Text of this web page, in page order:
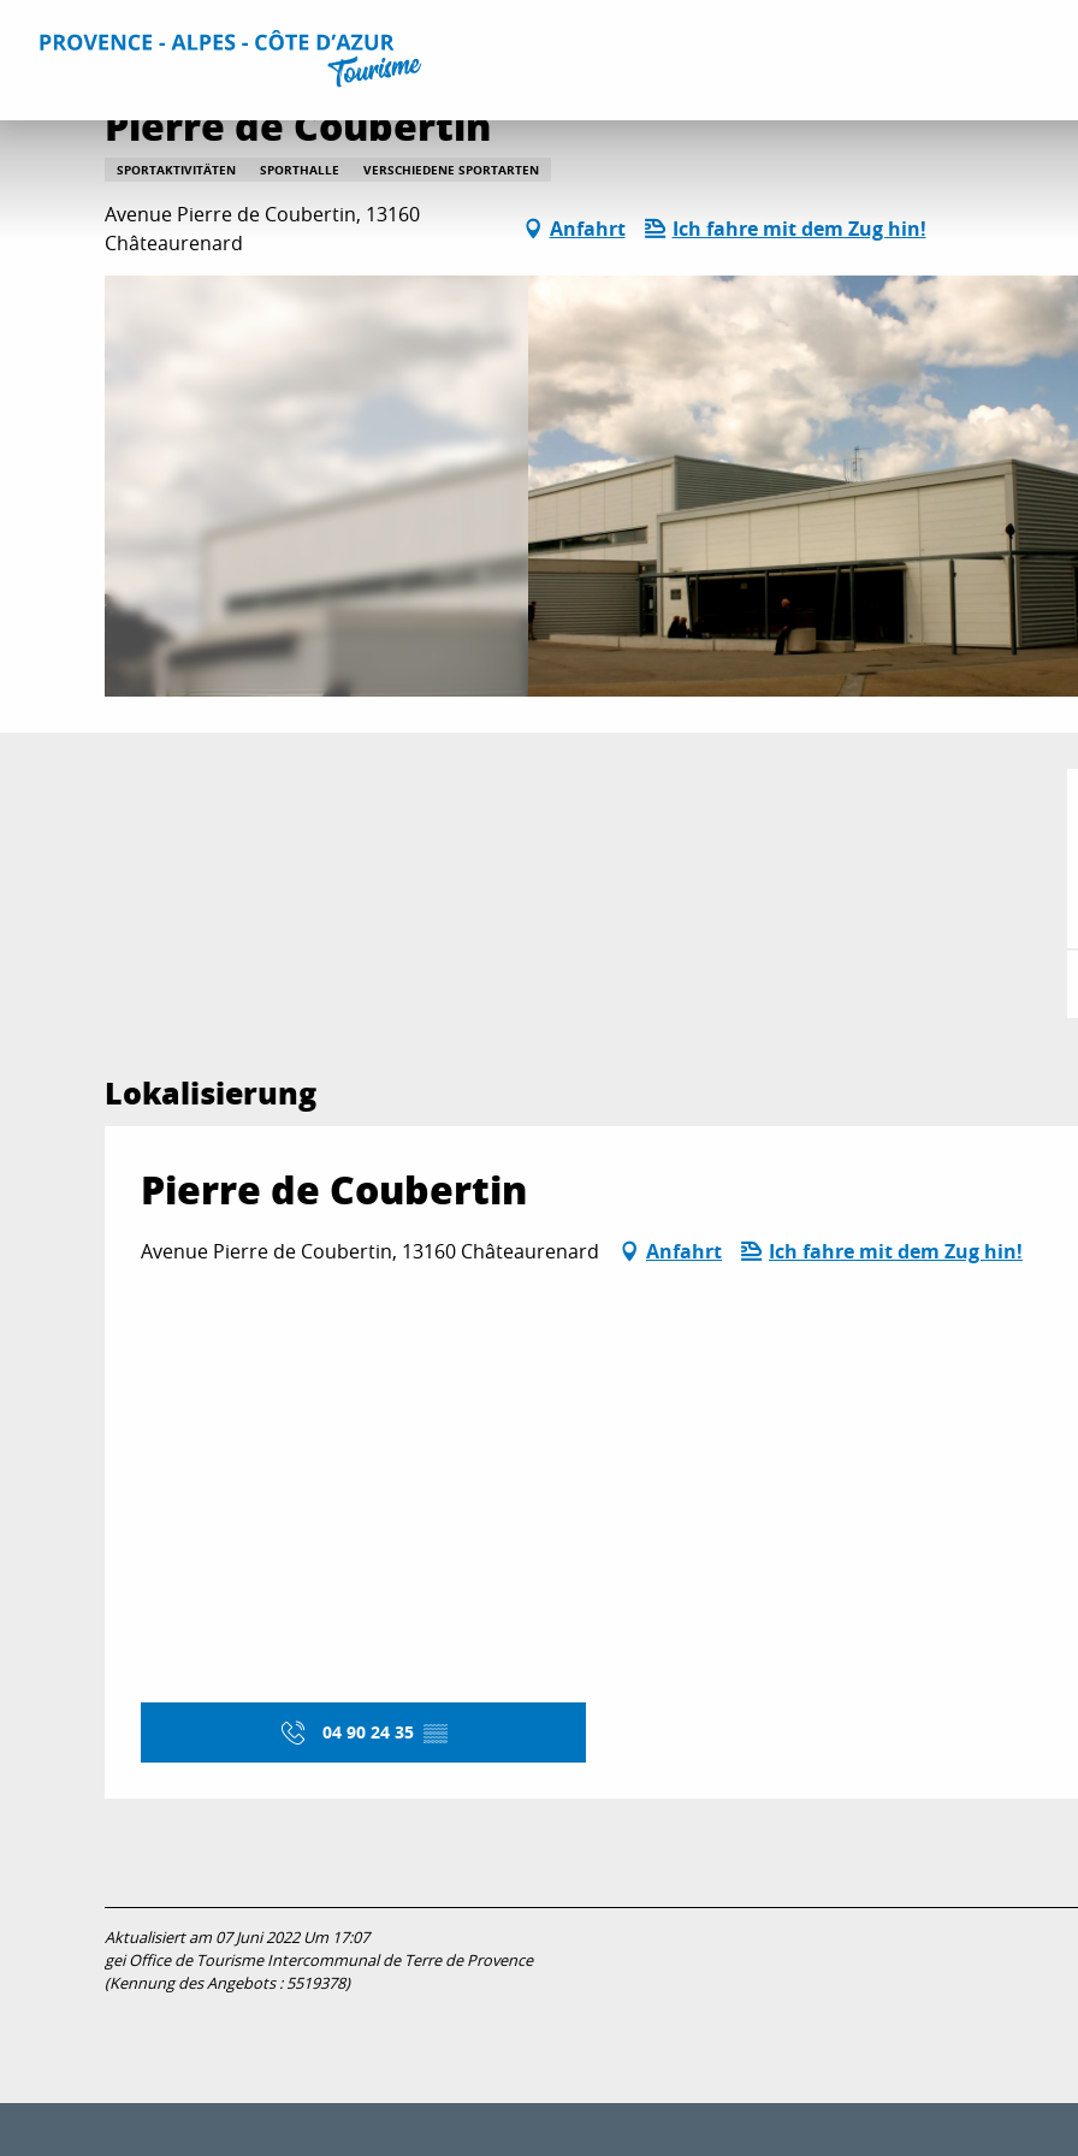
Home Aktivitäten Entspannung und Unterhaltung
Pierre de Coubertin
SPORTAKTIVITÄTEN SPORTHALLE VERSCHIEDENE SPORTARTEN
Avenue Pierre de Coubertin, 13160
Châteaurenard
Anfahrt Ich fahre mit dem Zug hin!
Lokalisierung
Pierre de Coubertin
Avenue Pierre de Coubertin, 13160 Châteaurenard Anfahrt Ich fahre mit dem Zug hin!
04 90 24 35 ▒▒
Aktualisiert am 07 Juni 2022 Um 17:07
gei Office de Tourisme Intercommunal de Terre de Provence
(Kennung des Angebots :5519378)